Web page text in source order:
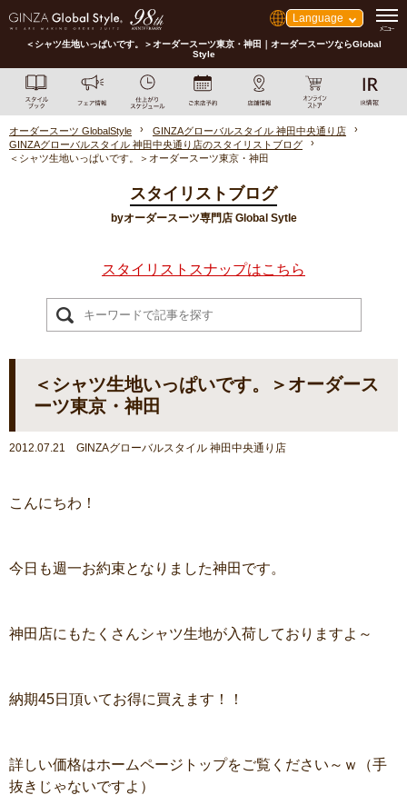
Language
＜シャツ生地いっぱいです。＞オーダースーツ東京・神田｜オーダースーツならGlobal
Style
オーダースーツ GlobalStyle
GINZAグローバルスタイル 神田中央通り店
GINZAグローバルスタイル 神田中央通り店のスタイリストブログ
＜シャツ生地いっぱいです。＞オーダースーツ東京・神田
スタイリストブログ
byオーダースーツ専門店 Global Sytle
スタイリストスナップはこちら
＜シャツ生地いっぱいです。＞オーダース
ーツ東京・神田
2012.07.21 GINZAグローバルスタイル 神田中央通り店
こんにちわ！
今日も週一お約束となりました神田です。
神田店にもたくさんシャツ生地が入荷しておりますよ～
納期45日頂いてお得に買えます！！
詳しい価格はホームページトップをご覧ください～ｗ（手
抜きじゃないですよ）